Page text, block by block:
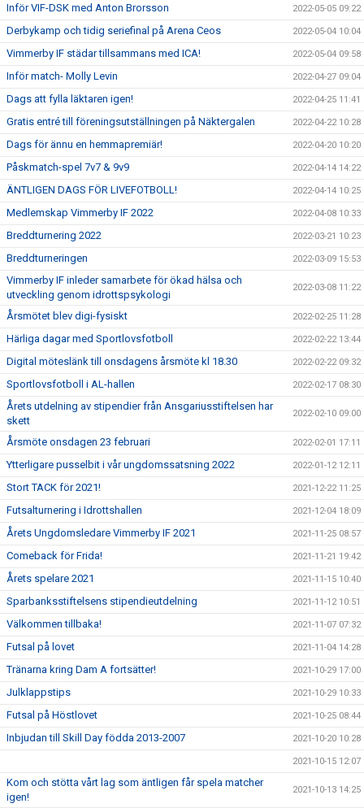
Inför VIF-DSK med Anton Brorsson 2022-05-05 09:22
Derbykamp och tidig seriefinal på Arena Ceos 2022-05-04 10:04
Vimmerby IF städar tillsammans med ICA! 2022-05-04 09:58
Inför match- Molly Levin 2022-04-27 09:04
Dags att fylla läktaren igen! 2022-04-25 11:41
Gratis entré till föreningsutställningen på Näktergalen 2022-04-22 10:28
Dags för ännu en hemmapremiär! 2022-04-20 10:20
Påskmatch-spel 7v7 & 9v9 2022-04-14 14:22
ÄNTLIGEN DAGS FÖR LIVEFOTBOLL! 2022-04-14 10:25
Medlemskap Vimmerby IF 2022 2022-04-08 10:33
Breddturnering 2022 2022-03-21 10:23
Breddturneringen 2022-03-09 15:53
Vimmerby IF inleder samarbete för ökad hälsa och
utveckling genom idrottspsykologi
2022-03-08 11:22
Årsmötet blev digi-fysiskt 2022-02-25 11:28
Härliga dagar med Sportlovsfotboll 2022-02-22 13:44
Digital möteslänk till onsdagens årsmöte kl 18.30 2022-02-22 09:32
Sportlovsfotboll i AL-hallen 2022-02-17 08:30
Årets utdelning av stipendier från Ansgariusstiftelsen har
skett
2022-02-10 09:00
Årsmöte onsdagen 23 februari 2022-02-01 17:11
Ytterligare pusselbit i vår ungdomssatsning 2022 2022-01-12 12:11
Stort TACK för 2021! 2021-12-22 11:25
Futsalturnering i Idrottshallen 2021-12-04 18:09
Årets Ungdomsledare Vimmerby IF 2021 2021-11-25 08:57
Comeback för Frida! 2021-11-21 19:42
Årets spelare 2021 2021-11-15 10:40
Sparbanksstiftelsens stipendieutdelning 2021-11-12 10:51
Välkommen tillbaka! 2021-11-07 07:32
Futsal på lovet 2021-11-04 14:28
Tränarna kring Dam A fortsätter! 2021-10-29 17:00
Julklappstips 2021-10-29 10:33
Futsal på Höstlovet 2021-10-25 08:44
Inbjudan till Skill Day födda 2013-2007 2021-10-20 10:28
2021-10-15 12:07
Kom och stötta vårt lag som äntligen får spela matcher
igen!
2021-10-13 14:25